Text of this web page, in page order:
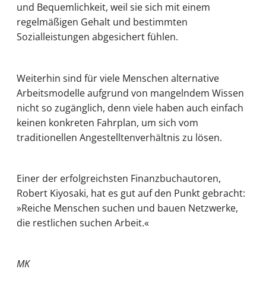
und Bequemlichkeit, weil sie sich mit einem
regelmäßigen Gehalt und bestimmten
Sozialleistungen abgesichert fühlen.
Weiterhin sind für viele Menschen alternative
Arbeitsmodelle aufgrund von mangelndem Wissen
nicht so zugänglich, denn viele haben auch einfach
keinen konkreten Fahrplan, um sich vom
traditionellen Angestelltenverhältnis zu lösen.
Einer der erfolgreichsten Finanzbuchautoren,
Robert Kiyosaki, hat es gut auf den Punkt gebracht:
»Reiche Menschen suchen und bauen Netzwerke,
die restlichen suchen Arbeit.«
MK